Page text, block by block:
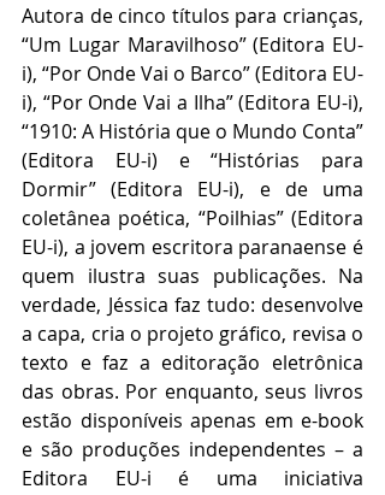
Autora de cinco títulos para crianças,
“Um Lugar Maravilhoso” (Editora EU-
i), “Por Onde Vai o Barco” (Editora EU-
i), “Por Onde Vai a Ilha” (Editora EU-i),
“1910: A História que o Mundo Conta”
(Editora EU-i) e “Histórias para
Dormir” (Editora EU-i), e de uma
coletânea poética, “Poilhias” (Editora
EU-i), a jovem escritora paranaense é
quem ilustra suas publicações. Na
verdade, Jéssica faz tudo: desenvolve
a capa, cria o projeto gráfico, revisa o
texto e faz a editoração eletrônica
das obras. Por enquanto, seus livros
estão disponíveis apenas em e-book
e são produções independentes – a
Editora EU-i é uma iniciativa